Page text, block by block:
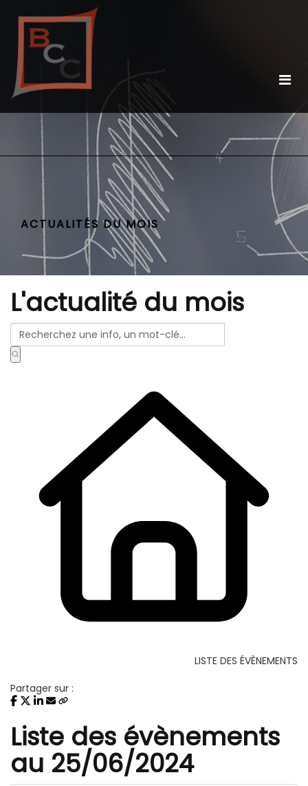
ACTUALITÉS DU MOIS
L'actualité du mois
LISTE DES ÉVÈNEMENTS
Partager sur :
Liste des évènements
au 25/06/2024